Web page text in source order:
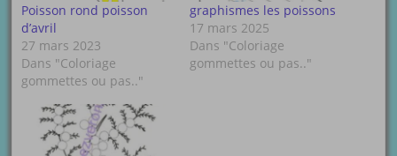
Poisson rond poisson
d’avril
27 mars 2023
Dans "Coloriage
gommettes ou pas.."
graphismes les poissons
17 mars 2025
Dans "Coloriage
gommettes ou pas.."